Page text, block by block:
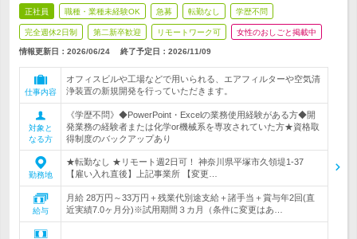
正社員 職種・業種未経験OK 急募 転勤なし 学歴不問
完全週休2日制 第二新卒歓迎 リモートワーク可 女性のおしごと掲載中
情報更新日：2026/06/24 終了予定日： 2026/11/09
仕事内容
オフィスビルや工場などで用いられる、エアフィルターや空気清
浄装置の新規開発を行っていただきます。
対象と
なる方
《学歴不問》◆PowerPoint・Excelの業務使用経験がある方◆開
発業務の経験者または化学or機械系を専攻されていた方★資格取
得制度のバックアップあり
勤務地
★転勤なし ★リモート週2日可！ 神奈川県平塚市久領堤1-37
【雇い入れ直後】上記事業所 【変更…
給与
月給 28万円～33万円＋残業代別途支給＋諸手当＋賞与年2回(直
近実績7.0ヶ月分)※試用期間３カ月（条件に変更はあ…